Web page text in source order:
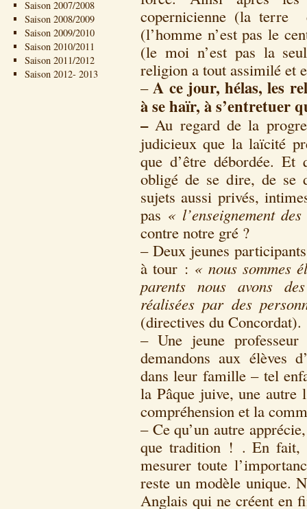
Saison 2007/2008
Saison 2008/2009
Saison 2009/2010
Saison 2010/2011
Saison 2011/2012
Saison 2012- 2013
copernicienne (la terre
(l’homme n’est pas le
(le moi n’est pas la
religion a tout assimilé et
–A ce jour, hélas, les
à se haïr, à s’entretuer
–Au regard de la
judicieux que la laïcité
que d’être débordée.
obligé de se dire, de se
sujets aussi privés,
pas « l’enseignement
contre notre gré ?
– Deux jeunes
à tour : « nous sommes
parents nous avons
réalisées par des
(directives du Concordat).
– Une jeune
demandons aux élèves
dans leur famille – tel
la Pâque juive, une
compréhension et la
– Ce qu’un autre
que tradition ! . En fait,
mesurer toute
reste un modèle unique.
Anglais qui ne créent en